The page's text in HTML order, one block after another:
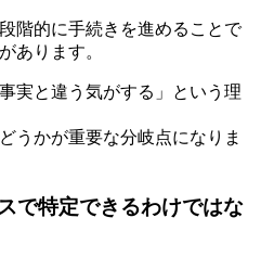
階的に手続きを進めることで
あります。
実と違う気がする」という理
うかが重要な分岐点になりま
で特定できるわけではな